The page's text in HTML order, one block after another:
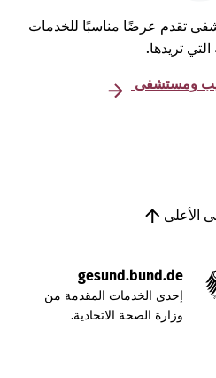
عرضًا مناسبًا للخدمات
gesund.bund.de
إحدى الخدمات المقدمة من
وزارة الصحة الاتحادية.